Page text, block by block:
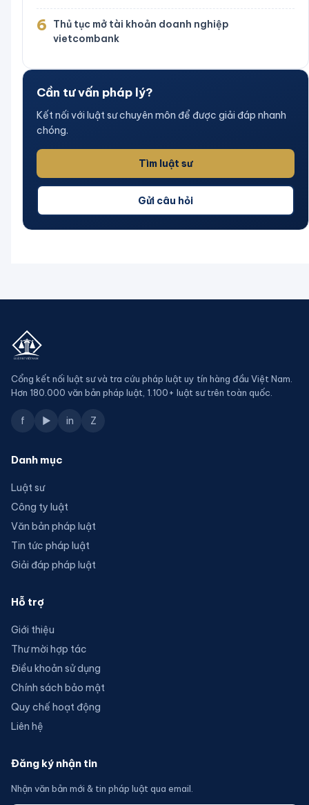
6
Thủ tục mở tài khoản doanh nghiệp
vietcombank
Cần tư vấn pháp lý?
Kết nối với luật sư chuyên môn để được giải đáp nhanh
chóng.
Tìm luật sư
Gửi câu hỏi
Cổng kết nối luật sư và tra cứu pháp luật uy tín hàng đầu Việt Nam.
Hơn 180.000 văn bản pháp luật, 1.100+ luật sư trên toàn quốc.
f ▶ in Z
Danh mục
Luật sư
Công ty luật
Văn bản pháp luật
Tin tức pháp luật
Giải đáp pháp luật
Hỗ trợ
Giới thiệu
Thư mời hợp tác
Điều khoản sử dụng
Chính sách bảo mật
Quy chế hoạt động
Liên hệ
Đăng ký nhận tin
Nhận văn bản mới & tin pháp luật qua email.